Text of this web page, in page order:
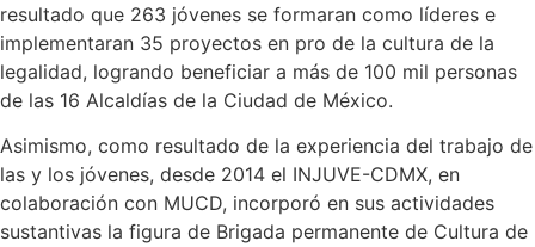
resultado que 263 jóvenes se formaran como líderes e
implementaran 35 proyectos en pro de la cultura de la
legalidad, logrando beneficiar a más de 100 mil personas
de las 16 Alcaldías de la Ciudad de México.
Asimismo, como resultado de la experiencia del trabajo de
las y los jóvenes, desde 2014 el INJUVE-CDMX, en
colaboración con MUCD, incorporó en sus actividades
sustantivas la figura de Brigada permanente de Cultura de